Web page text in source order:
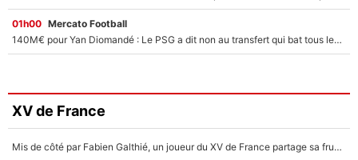
01h00 Mercato Football
140M€ pour Yan Diomandé : Le PSG a dit non au transfert qui bat tous les records sur le mercato
XV de France
Mis de côté par Fabien Galthié, un joueur du XV de France partage sa frustration : «ils ne me l’ont pas dit tout de suite»